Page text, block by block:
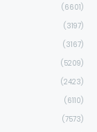
(6601)
(3197)
(3167)
(5209)
(2423)
(6110)
(7573)